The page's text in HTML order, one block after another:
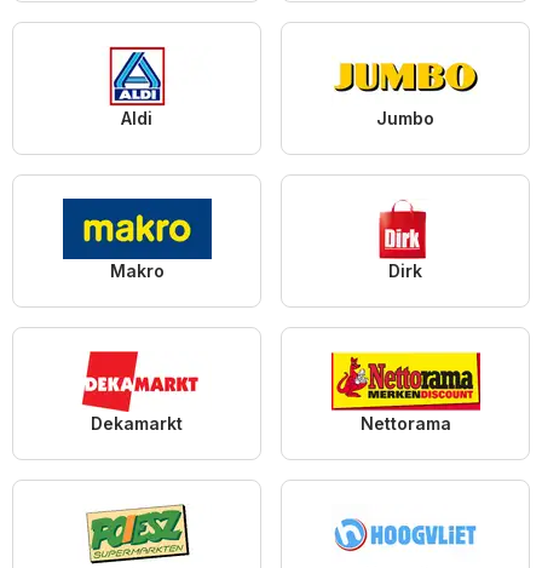
Aldi Jumbo
Makro Dirk
Dekamarkt Nettorama